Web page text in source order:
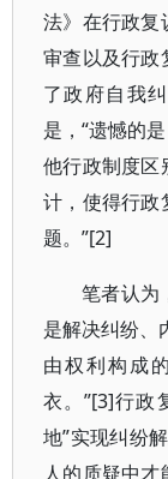
法》在行政复
审查以及行政
了政府自我
是，“遗憾的
他行政制度区
计，使得行政
题。”[2]
笔者认为
是解决纠纷、
由权利构成
衣。”[3]行政
地”实现纠纷
人的质疑中